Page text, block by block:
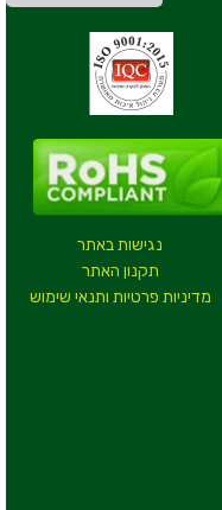
נגישות באתר
תקנון האתר
מדיניות פרטיות ותנאי שימוש